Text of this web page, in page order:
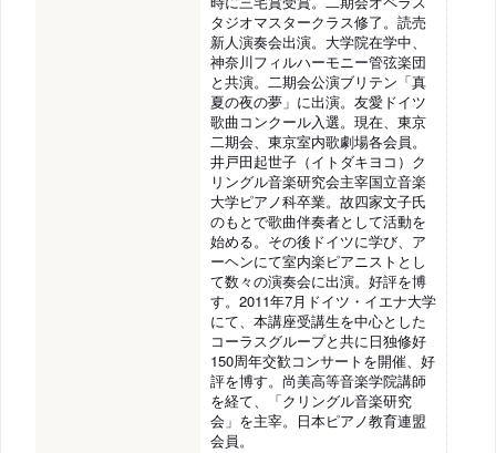
タジオマスタークラス修了。読売
新人演奏会出演。大学院在学中、
神奈川フィルハーモニー管弦楽団
と共演。二期会公演ブリテン「真
夏の夜の夢」に出演。友愛ドイツ
歌曲コンクール入選。現在、東京
二期会、東京室内歌劇場各会員。
井戸田起世子（イトダキヨコ）ク
リングル音楽研究会主宰国立音楽
大学ピアノ科卒業。故四家文子氏
のもとで歌曲伴奏者として活動を
始める。その後ドイツに学び、ア
ーヘンにて室内楽ピアニストとし
て数々の演奏会に出演。好評を博
す。2011年7月ドイツ・イエナ大学
にて、本講座受講生を中心とした
コーラスグループと共に日独修好
150周年交歓コンサートを開催、好
評を博す。尚美高等音楽学院講師
を経て、「クリングル音楽研究
会」を主宰。日本ピアノ教育連盟
会員。